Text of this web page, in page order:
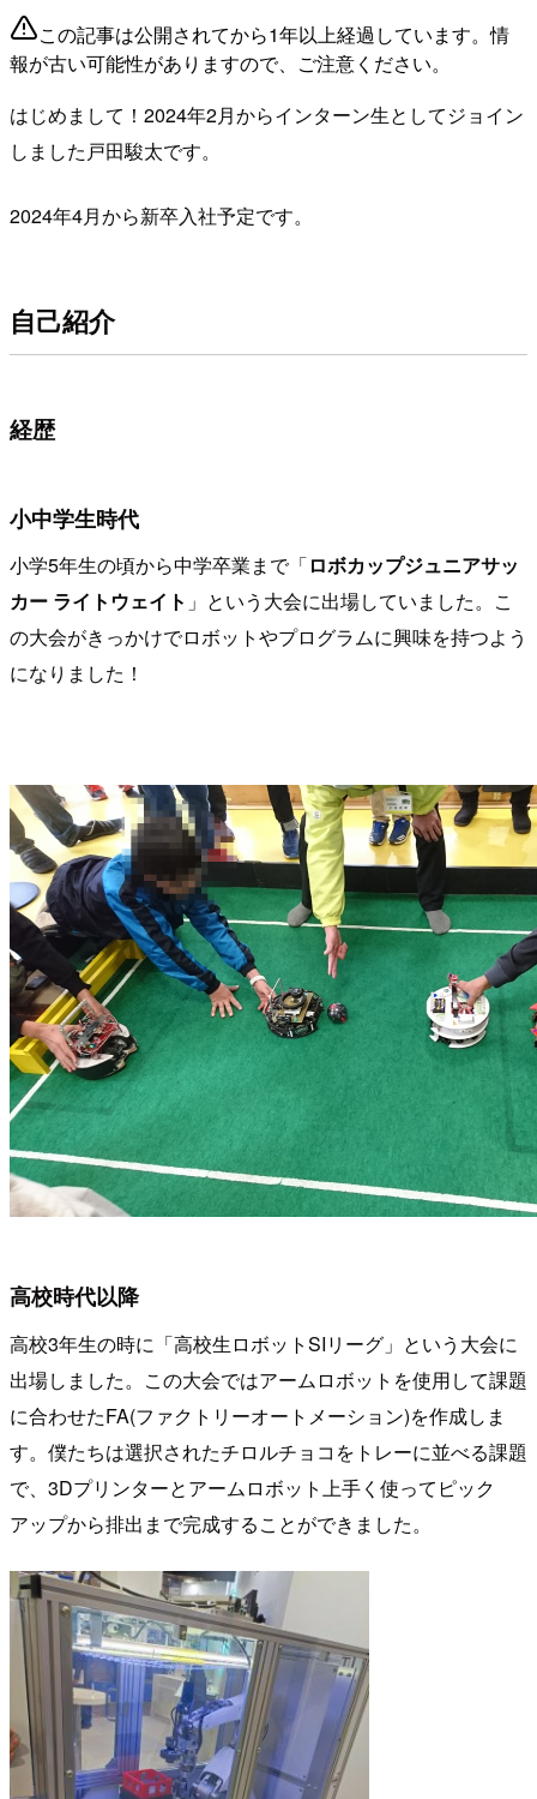
この記事は公開されてから1年以上経過しています。情
報が古い可能性がありますので、ご注意ください。
はじめまして！2024年2月からインターン生としてジョイン
しました戸田駿太です。
2024年4月から新卒入社予定です。
自己紹介
経歴
小中学生時代
小学5年生の頃から中学卒業まで「ロボカップジュニアサッ
カー ライトウェイト 」という大会に出場していました。こ
の大会がきっかけでロボットやプログラムに興味を持つよう
になりました！
高校時代以降
高校3年生の時に「高校生ロボットSIリーグ」という大会に
出場しました。この大会ではアームロボットを使用して課題
に合わせたFA(ファクトリーオートメーション)を作成しま
す。僕たちは選択されたチロルチョコをトレーに並べる課題
で、3Dプリンターとアームロボット上手く使ってピック
アップから排出まで完成することができました。